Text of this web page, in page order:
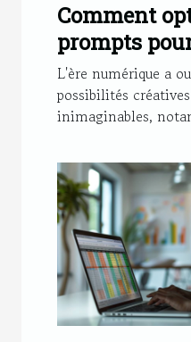
Comment
prompts
d'images IA
L'ère numérique a
possibilités
inimaginables,